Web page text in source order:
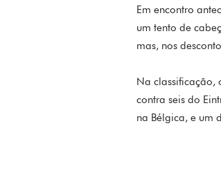
Em encontro
um tento de
mas, nos
Na classificação,
contra seis do
na Bélgica, e um